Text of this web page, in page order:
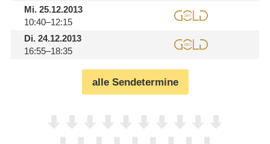
Mi.25.12.2013
10:40–12:15
Di.24.12.2013
16:55–18:35
alle Sendetermine